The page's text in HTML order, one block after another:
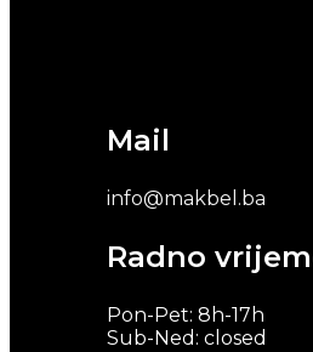
Mail
info@makbel.ba
Radno
Pon-Pet: 8h-17h
Sub-Ned: closed